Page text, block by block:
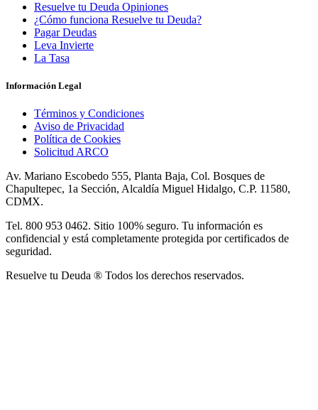
Resuelve tu Deuda Opiniones
¿Cómo funciona Resuelve tu Deuda?
Pagar Deudas
Leva Invierte
La Tasa
Información Legal
Términos y Condiciones
Aviso de Privacidad
Política de Cookies
Solicitud ARCO
Av. Mariano Escobedo 555, Planta Baja, Col. Bosques de
Chapultepec, 1a Sección, Alcaldía Miguel Hidalgo, C.P. 11580,
CDMX.
Tel. 800 953 0462. Sitio 100% seguro. Tu información es
confidencial y está completamente protegida por certificados de
seguridad.
Resuelve tu Deuda ® Todos los derechos reservados.